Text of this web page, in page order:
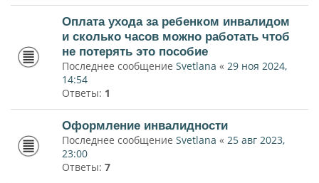
Оплата ухода за ребенком инвалидом
и сколько часов можно работать чтоб
не потерять это пособие
Последнее сообщение Svetlana « 29 ноя 2024,
14:54
Ответы: 1
Оформление инвалидности
Последнее сообщение Svetlana « 25 авг 2023,
23:00
Ответы: 7